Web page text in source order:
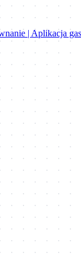
| Aplikacja